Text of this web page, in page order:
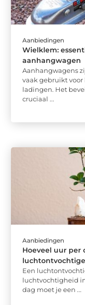
Aanbiedingen
Wielklem:
aanhangwagen
Aanhangwagens
vaak gebruikt
ladingen. Het
cruciaal ...
Aanbiedingen
Hoeveel uur per
Een
luchtvochtigheid
dag moet je een ...